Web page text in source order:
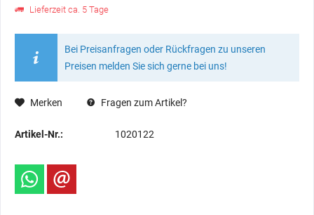
Lieferzeit ca. 5 Tage
Bei Preisanfragen oder Rückfragen zu unseren
Preisen melden Sie sich gerne bei uns!
Merken Fragen zum Artikel?
Artikel-Nr.: 1020122